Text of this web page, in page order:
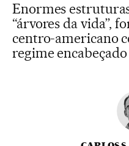
Enormes
“árvores da vida”,
centro-americano
regime